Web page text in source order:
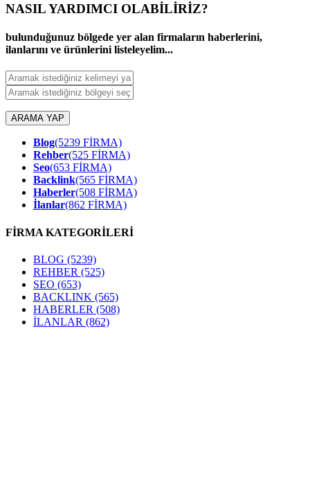
NASIL YARDIMCI OLABİLİRİZ?
bulunduğunuz bölgede yer alan firmaların haberlerini,
ilanlarını ve ürünlerini listeleyelim...
ARAMA YAP
Blog(5239 FİRMA)
Rehber(525 FİRMA)
Seo(653 FİRMA)
Backlink(565 FİRMA)
Haberler(508 FİRMA)
İlanlar(862 FİRMA)
FİRMA KATEGORİLERİ
BLOG (5239)
REHBER (525)
SEO (653)
BACKLINK (565)
HABERLER (508)
İLANLAR (862)